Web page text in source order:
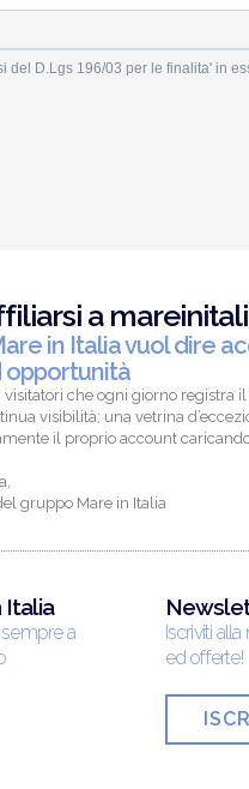
del D.Lgs 196/03 per le finalita' in
a
in Italia vuol dire
opportunità
che ogni giorno registra
visibilità; una vetrina
il proprio account
gruppo Mare in Italia
Italia
sempre a
Iscriviti
ed offerte!